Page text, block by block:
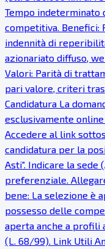
Tempo indeterminato
competitiva. Benefici:
indennità di
azionariato diffuso,
Valori: Parità di
pari valore, criteri
Candidatura La
esclusivamente
Accedere al link
candidatura per la
Asti". Indicare la
preferenziale.
bene: La selezione è
possesso delle
aperta anche a
(L. 68/99). Link Utili